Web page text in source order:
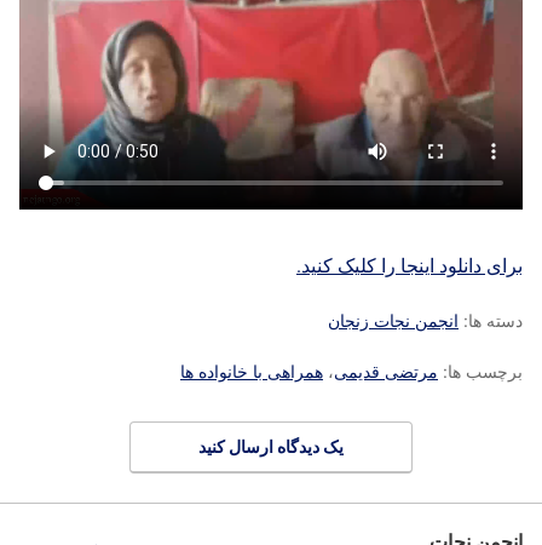
برای دانلود اینجا را کلیک کنید.
دسته ها: انجمن نجات زنجان
برچسب ها: مرتضی قدیمی، همراهی با خانواده ها
یک دیدگاه ارسال کنید